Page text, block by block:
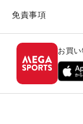
免責事項
お買